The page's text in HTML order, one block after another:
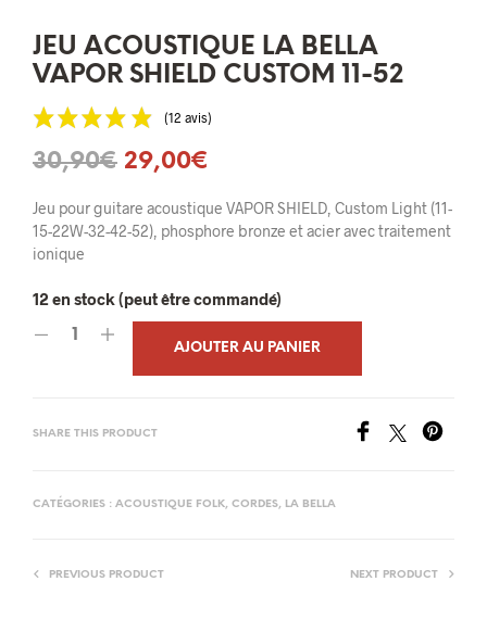
JEU ACOUSTIQUE LA BELLA
VAPOR SHIELD CUSTOM 11-52
(12 avis)
30,90€ Le
initial
30,90€.
29,00€
prix
actuel
29,00€.
Jeu pour guitare acoustique VAPOR SHIELD, Custom Light (11-
15-22W-32-42-52), phosphore bronze et acier avec traitement
ionique
12 en stock (peut être commandé)
AJOUTER AU PANIER
SHARE THIS PRODUCT
CATÉGORIES : ACOUSTIQUE FOLK, CORDES, LA BELLA
PREVIOUS PRODUCT NEXT PRODUCT